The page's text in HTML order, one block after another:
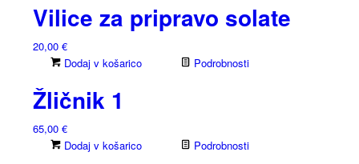
Vilice za pripravo solate
20,00 €
Dodaj v košarico
Podrobnosti
Žličnik 1
65,00 €
Dodaj v košarico
Podrobnosti